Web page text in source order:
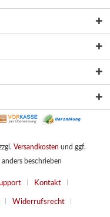
Versandkosten und ggf.
beschrieben
Kontakt
Widerrufsrecht